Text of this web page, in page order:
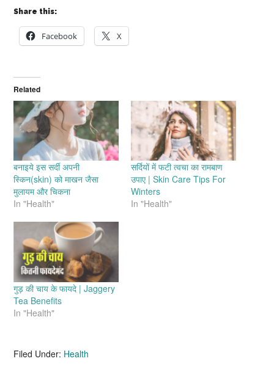
Share this:
Facebook X
Related
बनाइये इस सर्दी अपनी
स्किन(skin) को माखन जैसा
मुलायम और चिकना
In "Health"
सर्दियों में फटी त्वचा का रामबाण
उपाए | Skin Care Tips For
Winters
In "Health"
गुड़ की चाय के फायदे | Jaggery
Tea Benefits
In "Health"
Filed Under: Health